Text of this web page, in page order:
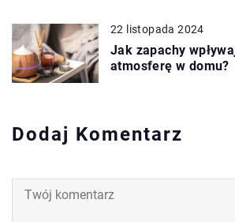
22 listopada 2024
Jak zapachy
atmosferę w domu?
Dodaj Komentarz